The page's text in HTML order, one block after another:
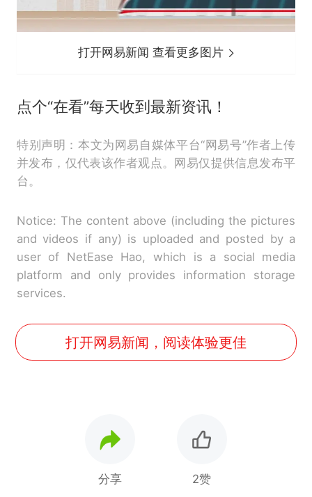
打开网易新闻 查看更多图片
点个“在看”每天收到最新资讯！
特别声明：本文为网易自媒体平台“网易号”作者上传
并发布，仅代表该作者观点。网易仅提供信息发布平
台。
Notice: The content above (including the pictures
and videos if any) is uploaded and posted by a
user of NetEase Hao, which is a social media
platform and only provides information storage
services.
打开网易新闻，阅读体验更佳
分享 2赞